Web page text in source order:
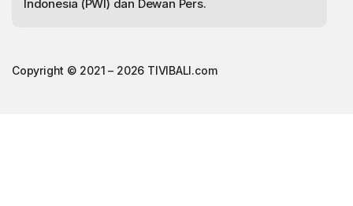
Indonesia (PWI) dan Dewan Pers.
Copyright © 2021 – 2026 TIVIBALI.com